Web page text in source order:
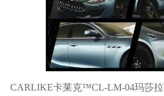
CARLIKE卡莱克™CL-LM-04玛莎